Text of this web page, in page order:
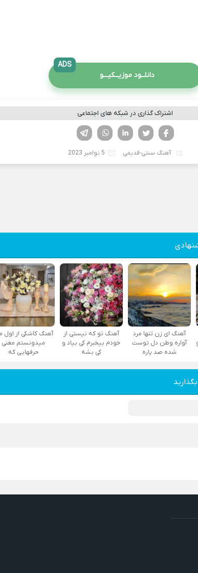
دانلــود موزیــکیـــو
ADS
اشتراک گذاری در شبکه های اجتماعی
لینکدین تویتر
فیسوک
آهنگ سنتی-قدیمی 5 نوامبر 2023
آهنگ ای زن تنها مرد
آواره وطن دل توست
شده صد پاره
آهنگ تو که نیستی از
خودم بیخبرم کی بیاد و
کی بشه
آهنگ کاشکی از اول
میدونستم معنی
حرفهایی که